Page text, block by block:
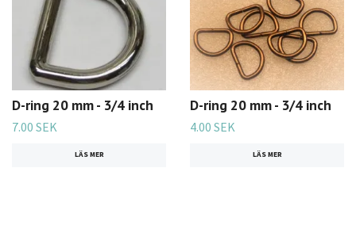
D-ring 20 mm - 3/4 inch
7.00 SEK
LÄS MER
D-ring 20 mm - 3/4 inch
4.00 SEK
LÄS MER